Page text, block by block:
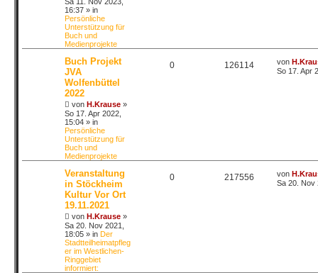
16:37 » in
Persönliche
Unterstützung für
Buch und
Medienprojekte
Buch Projekt
JVA
Wolfenbüttel
2022
von H.Krause »
So 17. Apr 2022,
15:04 » in
Persönliche
Unterstützung für
Buch und
Medienprojekte
0 126114 von
So 17. Apr
Veranstaltung
in Stöckheim
Kultur Vor Ort
19.11.2021
von H.Krause »
Sa 20. Nov 2021,
18:05 » in Der
Stadtteilheimatpfleg
er im Westlichen-
Ringgebiet
informiert:
0 217556 von
Sa 20. Nov